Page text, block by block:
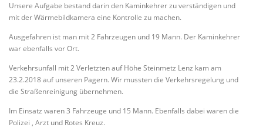
Unsere Aufgabe bestand darin den Kaminkehrer zu verständigen und
mit der Wärmebildkamera eine Kontrolle zu machen.
Ausgefahren ist man mit 2 Fahrzeugen und 19 Mann. Der Kaminkehrer
war ebenfalls vor Ort.
Verkehrsunfall mit 2 Verletzten auf Höhe Steinmetz Lenz kam am
23.2.2018 auf unseren Pagern. Wir mussten die Verkehrsregelung und
die Straßenreinigung übernehmen.
Im Einsatz waren 3 Fahrzeuge und 15 Mann. Ebenfalls dabei waren die
Polizei , Arzt und Rotes Kreuz.